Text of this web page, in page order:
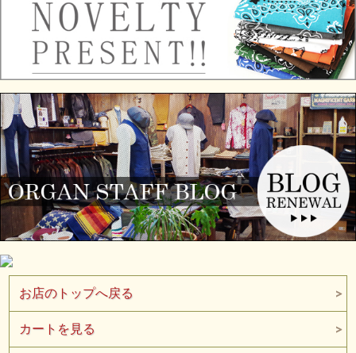
お店のトップへ戻る
カートを見る